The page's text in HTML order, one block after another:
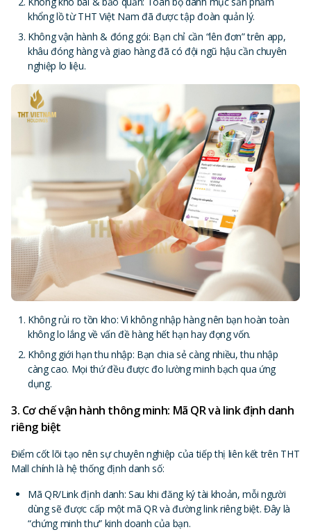
khổng lồ từ THT Việt Nam đã được tập đoàn quản lý.
Không vận hành & đóng gói: Bạn chỉ cần “lên đơn” trên app,
khâu đóng hàng và giao hàng đã có đội ngũ hậu cần chuyên
nghiệp lo liệu.
Không rủi ro tồn kho: Vì không nhập hàng nên bạn hoàn toàn
không lo lắng về vấn đề hàng hết hạn hay đọng vốn.
Không giới hạn thu nhập: Bạn chia sẻ càng nhiều, thu nhập
càng cao. Mọi thứ đều được đo lường minh bạch qua ứng
dụng.
3. Cơ chế vận hành thông minh: Mã QR và link định danh
riêng biệt
Điểm cốt lõi tạo nên sự chuyên nghiệp của tiếp thị liên kết trên THT
Mall chính là hệ thống định danh số:
Mã QR/Link định danh: Sau khi đăng ký tài khoản, mỗi người
dùng sẽ được cấp một mã QR và đường link riêng biệt. Đây là
“chứng minh thư” kinh doanh của bạn.